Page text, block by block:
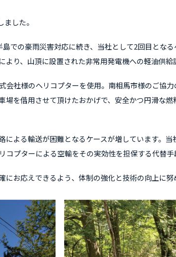
した。
での豪雨災害対応に続き、当社として2回目とな
り、山頂に設置された非常用発電機への軽油供給
会社様のヘリコプターを使用。南相馬市様のご協
を借用させて頂けたおかげで、安全かつ円滑な
よる輸送が困難となるケースが増しています。
プターによる空輸をその実効性を担保する代替手
お応えできるよう、体制の強化と技術の向上に努